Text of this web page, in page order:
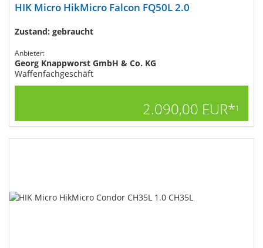
HIK Micro HikMicro Falcon FQ50L 2.0
Zustand: gebraucht
Anbieter:
Georg Knappworst GmbH & Co. KG
Waffenfachgeschäft
2.090,00 EUR*1